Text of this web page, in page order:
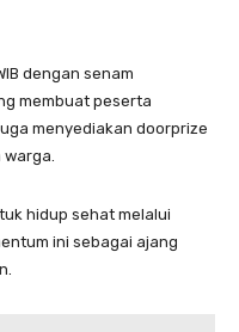
dengan senam
membuat peserta
menyediakan doorprize
warga.
hidup sehat melalui
ini sebagai ajang